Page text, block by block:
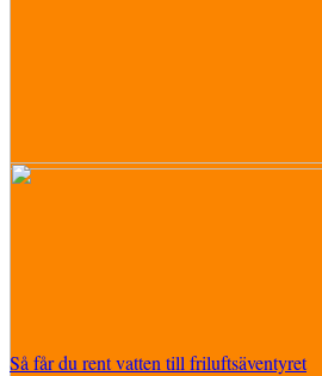
Så får du rent vatten till friluftsäventyret